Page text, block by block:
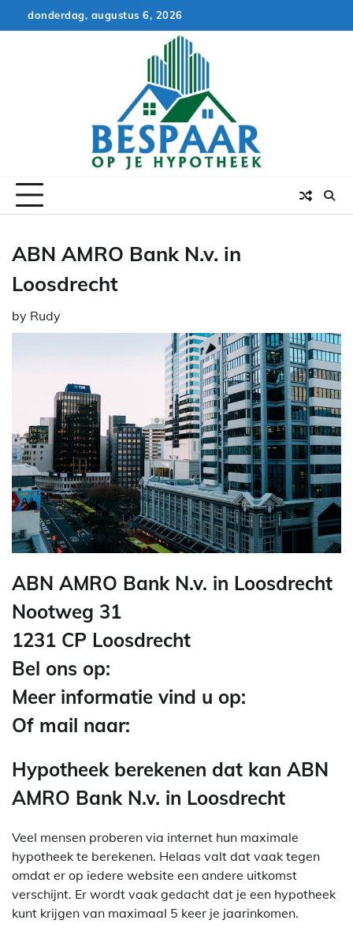
to
donderdag, augustus 6, 2026
ABN AMRO Bank N.v. in
Loosdrecht
by Rudy
ABN AMRO Bank N.v. in Loosdrecht
Nootweg 31
1231 CP Loosdrecht
Bel ons op:
Meer informatie vind u op:
Of mail naar:
Hypotheek berekenen dat kan ABN
AMRO Bank N.v. in Loosdrecht
Veel mensen proberen via internet hun maximale
hypotheek te berekenen. Helaas valt dat vaak tegen
omdat er op iedere website een andere uitkomst
verschijnt. Er wordt vaak gedacht dat je een hypotheek
kunt krijgen van maximaal 5 keer je jaarinkomen.